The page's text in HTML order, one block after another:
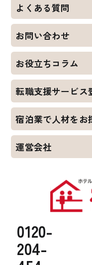
0120-
204-
よくある質問
お問い合わせ
お役立ちコラム
転職支援サービス
宿泊業で人材をお
運営会社